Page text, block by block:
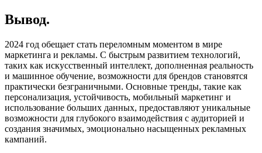
Вывод.
2024 год обещает стать переломным моментом в мире
маркетинга и рекламы. С быстрым развитием технологий,
таких как искусственный интеллект, дополненная реальность
и машинное обучение, возможности для брендов становятся
практически безграничными. Основные тренды, такие как
персонализация, устойчивость, мобильный маркетинг и
использование больших данных, предоставляют уникальные
возможности для глубокого взаимодействия с аудиторией и
создания значимых, эмоционально насыщенных рекламных
кампаний.